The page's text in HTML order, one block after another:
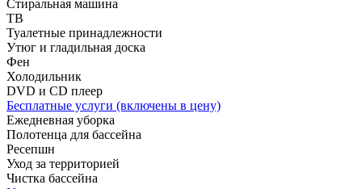
Стиральная машина
ТВ
Туалетные принадлежности
Утюг и гладильная доска
Фен
Холодильник
DVD и CD плеер
Бесплатные услуги (включены в цену)
Ежедневная уборка
Полотенца для бассейна
Ресепшн
Уход за территорией
Чистка бассейна